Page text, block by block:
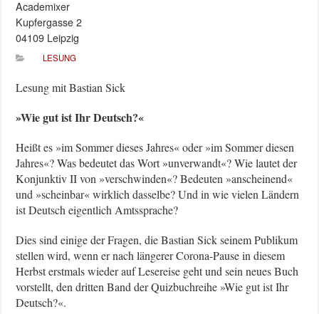
Academixer
Kupfergasse 2
04109 Leipzig
LESUNG
Lesung mit Bastian Sick
»Wie gut ist Ihr Deutsch?«
Heißt es »im Sommer dieses Jahres« oder »im Sommer diesen
Jahres«? Was bedeutet das Wort »unverwandt«? Wie lautet der
Konjunktiv II von »verschwinden«? Bedeuten »anscheinend«
und »scheinbar« wirklich dasselbe? Und in wie vielen Ländern
ist Deutsch eigentlich Amtssprache?
Dies sind einige der Fragen, die Bastian Sick seinem Publikum
stellen wird, wenn er nach längerer Corona-Pause in diesem
Herbst erstmals wieder auf Lesereise geht und sein neues Buch
vorstellt, den dritten Band der Quizbuchreihe »Wie gut ist Ihr
Deutsch?«.